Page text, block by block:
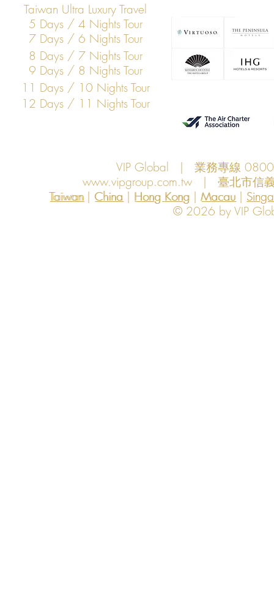
Taiwan Ultra Luxury Travel
5 Days / 4 Nights Tour
7 Days / 6 Nights Tour
8 Days / 7 Nights Tour
9 Days / 8 Nights Tour
11 Days / 10 Nights Tour
12 Days / 11 Nights Tour
VIP Global | 業務專線
www.vipgroup.com.tw | 臺北市信
Taiwan | China | Hong Kong | Macau |
Hong Kong
China Macau
Taiwan
© 2026 by VIP